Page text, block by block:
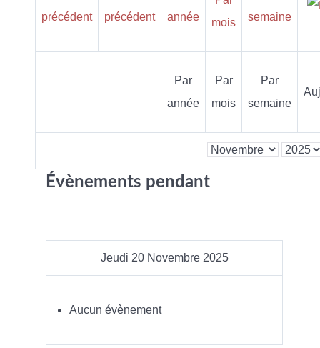
Par
année
Par
mois
Par
semaine
Évènements pendant
Jeudi 20 Novembre 2025
Aucun évènement